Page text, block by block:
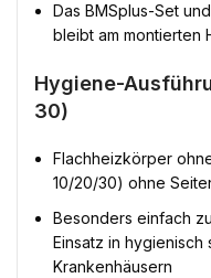
Das BMSplus-Set
bleibt am montierten
Hygiene-
30)
Flachheizkörper
10/20/30) ohne
Besonders einfach
Einsatz in hygienisch
Krankenhäusern